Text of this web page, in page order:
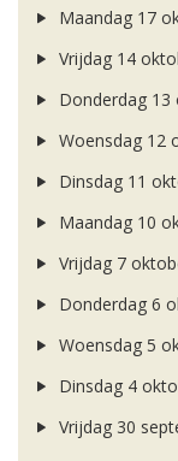
Maandag 17
Vrijdag 14
Donderdag 13
Woensdag 12
Dinsdag 11
Maandag 10
Vrijdag 7
Donderdag 6
Woensdag 5
Dinsdag 4
Vrijdag 30